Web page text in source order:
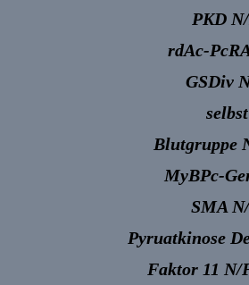
PKD
rdAc-
GSDiv
selbst
Blutgruppe
MyBPc-
SMA
Pyruatkinose
Faktor 11